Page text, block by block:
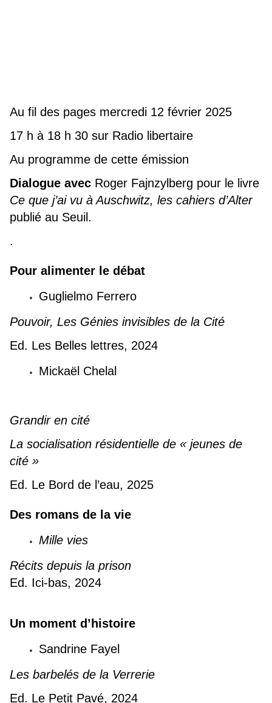
Au fil des pages mercredi 12 février 2025
17 h à 18 h 30 sur Radio libertaire
Au programme de cette émission
Dialogue avec Roger Fajnzylberg pour le livre
Ce que j’ai vu à Auschwitz, les cahiers d’Alter
publié au Seuil.
.
Pour alimenter le débat
Guglielmo Ferrero
Pouvoir, Les Génies invisibles de la Cité
Ed. Les Belles lettres, 2024
Mickaël Chelal
Grandir en cité
La socialisation résidentielle de « jeunes de
cité »
Ed. Le Bord de l’eau, 2025
Des romans de la vie
Mille vies
Récits depuis la prison
Ed. Ici-bas, 2024
Un moment d’histoire
Sandrine Fayel
Les barbelés de la Verrerie
Ed. Le Petit Pavé, 2024